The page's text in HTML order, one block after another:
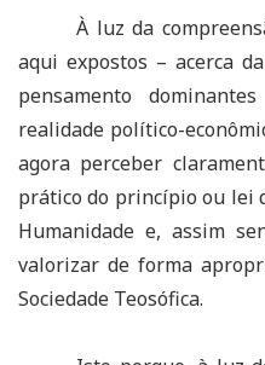
À luz da
aqui expostos – acerca
pensamento
realidade político-
agora perceber
prático do princípio ou lei
Humanidade e, assim
valorizar de forma
Sociedade Teosófica.